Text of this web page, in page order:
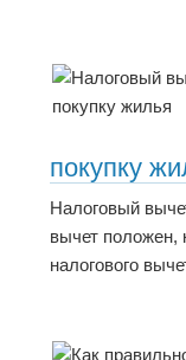
покупку
Налоговый
вычет положен,
налогового